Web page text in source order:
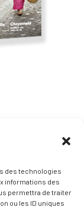
des technologies
informations des
permettra de traiter
ou les ID uniques